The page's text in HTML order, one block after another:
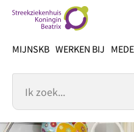
inhoud
MIJNSKB WERKEN BIJ